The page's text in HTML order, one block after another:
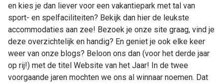
en kies je dan liever voor een vakantiepark met tal van
sport- en spelfaciliteiten? Bekijk dan hier de leukste
accommodaties aan zee! Bezoek je onze site graag, vind je
deze overzichtelijk en handig? En geniet je ook elke keer
weer van onze blogs? Beloon ons dan (voor het derde jaar
op rij!) met de titel Website van het Jaar! In de twee
voorgaande jaren mochten we ons al winnaar noemen. Dat